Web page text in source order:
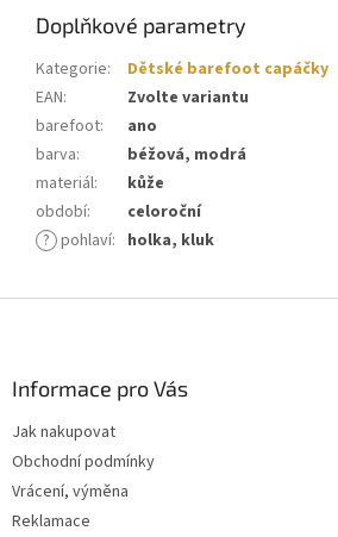
Doplňkové parametry
Kategorie:
Dětské barefoot capáčky
EAN:
Zvolte variantu
barefoot:
ano
barva:
béžová, modrá
materiál:
kůže
období:
celoroční
? pohlaví: holka, kluk
Informace pro Vás
Jak nakupovat
Obchodní podmínky
Vrácení, výměna
Reklamace